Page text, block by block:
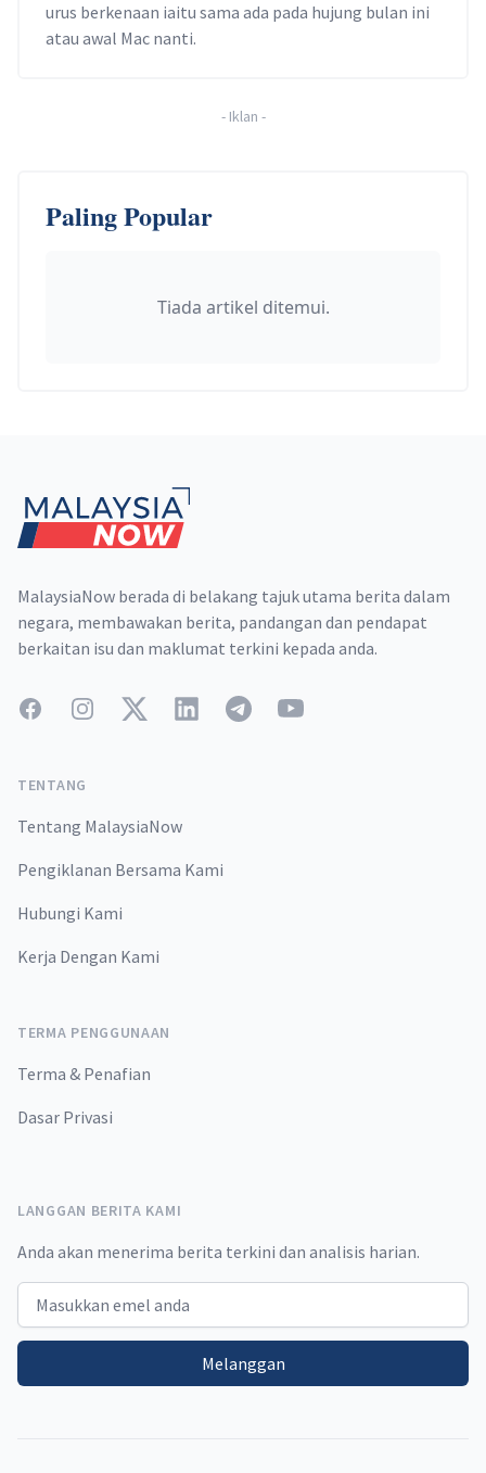
urus berkenaan iaitu sama ada pada hujung bulan ini
atau awal Mac nanti.
- Iklan -
Paling Popular
Tiada artikel ditemui.
MalaysiaNow berada di belakang tajuk utama berita dalam
negara, membawakan berita, pandangan dan pendapat
berkaitan isu dan maklumat terkini kepada anda.
FacebookInstagramTwitterLinkedInTelegramYouTube
TENTANG
Tentang MalaysiaNow
Pengiklanan Bersama Kami
Hubungi Kami
Kerja Dengan Kami
TERMA PENGGUNAAN
Terma & Penafian
Dasar Privasi
LANGGAN BERITA KAMI
Anda akan menerima berita terkini dan analisis harian.
Email address
Melanggan